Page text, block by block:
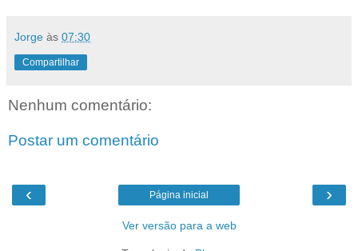
Jorge às 07:30
Compartilhar
Nenhum comentário:
Postar um comentário
‹ ›
Página inicial
Ver versão para a web